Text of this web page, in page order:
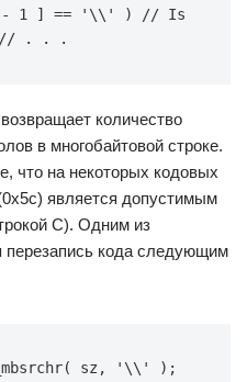
- 1 ] == '\\' ) // Is
// . . .
количество
в многобайтовой строке.
что на некоторых кодовых
является допустимым
C). Одним из
кода следующим
sz, '\\' );